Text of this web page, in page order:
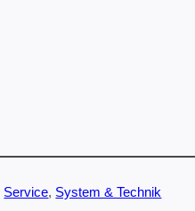
Service, System & Technik